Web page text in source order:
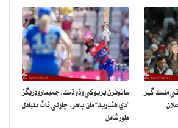
آهي جڏهن ته سي ڪيٽيگري ۾ ٻه ڪرڪيٽر شامل
ان کانسواءِ ڊي ڪيٽيگري ۾ 14 ڪرڪيٽر شامل آهن جن جي معاوضي ۾
ٿيندڙ ڪرڪيٽرن ۾ اظهر علي، فواد عالم،
ياسر شاهه، آصف علي حيدرعلي، خوشدل شاهه،
جو 9 آگسٽ تي ملڪ گير
سائوٿرن بريو کي وڏو ڌڪ، جميما روڊريگز
”دي هنڊريڊ“ مان ٻاهر، چارلي ناٽ متبادل
طور شامل